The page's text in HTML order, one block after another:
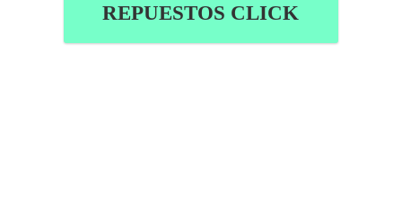
REPUESTOS CLICK